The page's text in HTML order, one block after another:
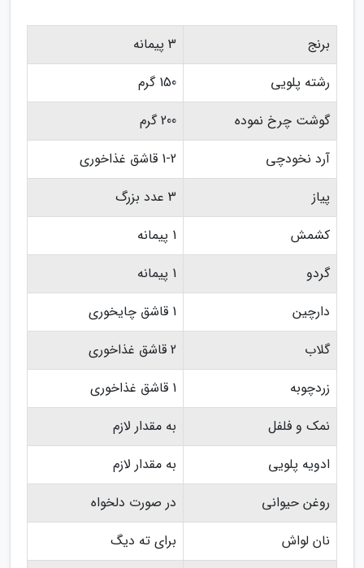
برنج
3 پیمانه
رشته پلویی
150 گرم
گوشت چرخ نموده
200 گرم
آرد نخودچی
1-2 قاشق غذاخوری
پیاز
3 عدد بزرگ
کشمش
1 پیمانه
گردو
1 پیمانه
دارچین
1 قاشق چایخوری
گلاب
2 قاشق غذاخوری
زردچوبه
1 قاشق غذاخوری
نمک و فلفل
به مقدار لازم
ادویه پلویی
به مقدار لازم
روغن حیوانی
در صورت دلخواه
نان لواش
برای ته دیگ